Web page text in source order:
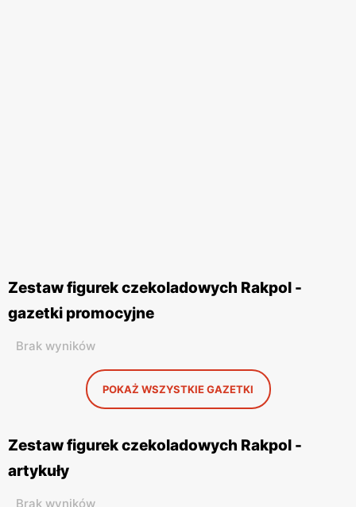
Zestaw figurek czekoladowych Rakpol -
gazetki promocyjne
Brak wyników
POKAŻ WSZYSTKIE GAZETKI
Zestaw figurek czekoladowych Rakpol -
artykuły
Brak wyników